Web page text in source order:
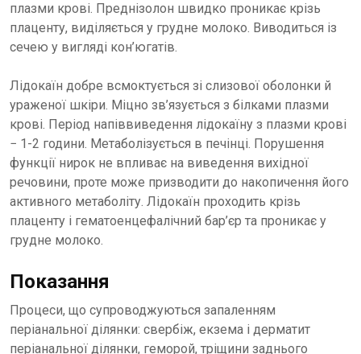
плазми крові. Преднізолон швидко проникає крізь
плаценту, виділяється у грудне молоко. Виводиться із
сечею у вигляді кон’югатів.
Лідокаїн добре всмоктується зі слизової оболонки й
ураженої шкіри. Міцно зв’язується з білками плазми
крові. Період напіввиведення лідокаїну з плазми крові
− 1-2 години. Метаболізується в печінці. Порушення
функції нирок не впливає на виведення вихідної
речовини, проте може призводити до накопичення його
активного метаболіту. Лідокаїн проходить крізь
плаценту і гематоенцефалічний бар’єр та проникає у
грудне молоко.
Показання
Процеси, що супроводжуються запаленням
періанальної ділянки: свербіж, екзема і дерматит
періанальної ділянки, геморой, тріщини заднього